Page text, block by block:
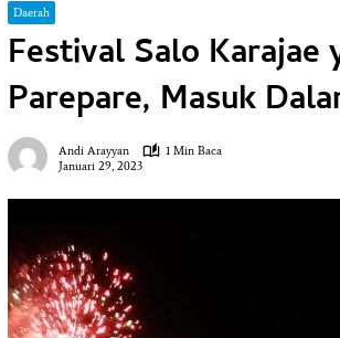
Daerah
Festival Salo Karajae
Parepare, Masuk
Andi Arayyan
1 Min Baca
Januari 29, 2023